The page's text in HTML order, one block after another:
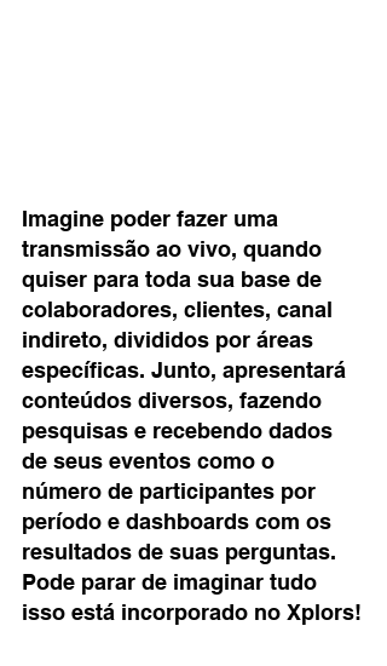
Imagine poder fazer uma
transmissão ao vivo, quando
quiser para toda sua base de
colaboradores, clientes, canal
indireto, divididos por áreas
específicas. Junto, apresentará
conteúdos diversos, fazendo
pesquisas e recebendo dados
de seus eventos como o
número de participantes por
período e dashboards com os
resultados de suas perguntas.
Pode parar de imaginar tudo
isso está incorporado no Xplors!